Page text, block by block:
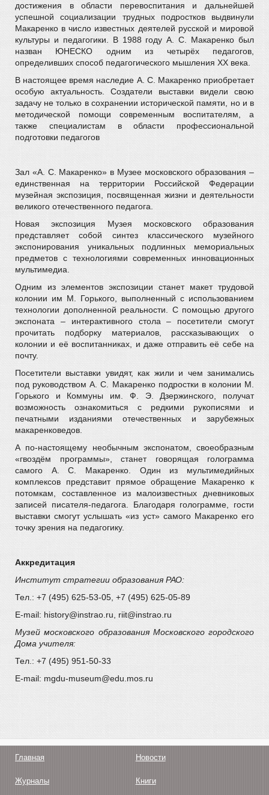
достижения в области перевоспитания и дальнейшей
успешной социализации трудных подростков выдвинули
Макаренко в число известных деятелей русской и мировой
культуры и педагогики. В 1988 году А. С. Макаренко был
назван ЮНЕСКО одним из четырёх педагогов,
определивших способ педагогического мышления ХХ века.
В настоящее время наследие А. С. Макаренко приобретает
особую актуальность. Создатели выставки видели свою
задачу не только в сохранении исторической памяти, но и в
методической помощи современным воспитателям, а
также специалистам в области профессиональной
подготовки педагогов
Зал «А. С. Макаренко» в Музее московского образования –
единственная на территории Российской Федерации
музейная экспозиция, посвященная жизни и деятельности
великого отечественного педагога.
Новая экспозиция Музея московского образования
представляет собой синтез классического музейного
экспонирования уникальных подлинных мемориальных
предметов с технологиями современных инновационных
мультимедиа.
Одним из элементов экспозиции станет макет трудовой
колонии им М. Горького, выполненный с использованием
технологии дополненной реальности. С помощью другого
экспоната – интерактивного стола – посетители смогут
прочитать подборку материалов, рассказывающих о
колонии и её воспитанниках, и даже отправить её себе на
почту.
Посетители выставки увидят, как жили и чем занимались
под руководством А. С. Макаренко подростки в колонии М.
Горького и Коммуны им. Ф. Э. Дзержинского, получат
возможность ознакомиться с редкими рукописями и
печатными изданиями отечественных и зарубежных
макаренковедов.
А по-настоящему необычным экспонатом, своеобразным
«гвоздём программы», станет говорящая голограмма
самого А. С. Макаренко. Один из мультимедийных
комплексов представит прямое обращение Макаренко к
потомкам, составленное из малоизвестных дневниковых
записей писателя-педагога. Благодаря голограмме, гости
выставки смогут услышать «из уст» самого Макаренко его
точку зрения на педагогику.
Аккредитация
Институт стратегии образования РАО:
Тел.: +7 (495) 625-53-05, +7 (495) 625-05-89
E-mail: history@instrao.ru, riit@instrao.ru
Музей московского образования Московского городского
Дома учителя:
Тел.: +7 (495) 951-50-33
E-mail: mgdu-museum@edu.mos.ru
Главная Новости
Журналы Книги